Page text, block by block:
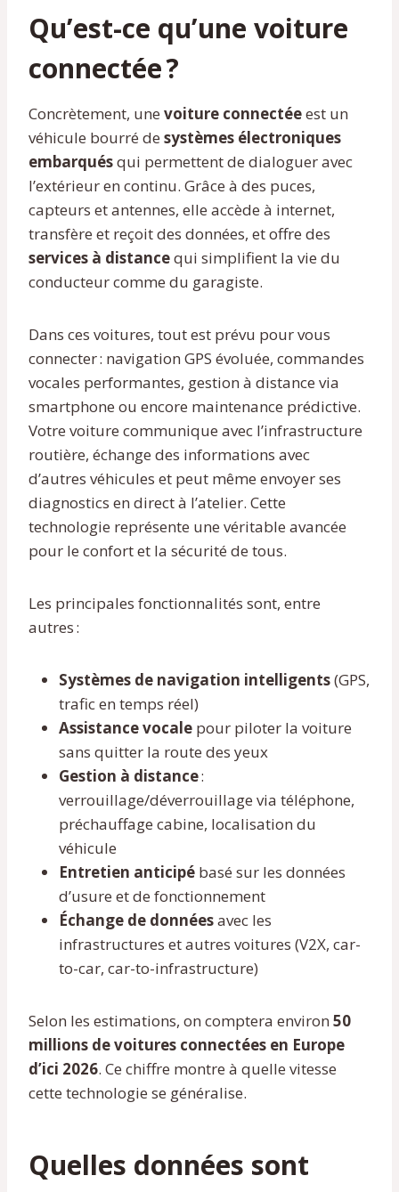
Qu’est-ce qu’une voiture
connectée ?
Concrètement, une voiture connectéeest un
véhicule bourré de systèmes électroniques
embarquésqui permettent de dialoguer avec
l’extérieur en continu. Grâce à des puces,
capteurs et antennes, elle accède à internet,
transfère et reçoit des données, et offre des
services à distancequi simplifient la vie du
conducteur comme du garagiste.
Dans ces voitures, tout est prévu pour vous
connecter : navigation GPS évoluée, commandes
vocales performantes, gestion à distance via
smartphone ou encore maintenance prédictive.
Votre voiture communique avec l’infrastructure
routière, échange des informations avec
d’autres véhicules et peut même envoyer ses
diagnostics en direct à l’atelier. Cette
technologie représente une véritable avancée
pour le confort et la sécurité de tous.
Les principales fonctionnalités sont, entre
autres :
Systèmes de navigation intelligents(GPS,
trafic en temps réel)
Assistance vocale pour piloter la voiture
sans quitter la route des yeux
Gestion à distance:
verrouillage/déverrouillage via téléphone,
préchauffage cabine, localisation du
véhicule
Entretien anticipé basé sur les données
d’usure et de fonctionnement
Échange de donnéesavec les
infrastructures et autres voitures (V2X, car-
to-car, car-to-infrastructure)
Selon les estimations, on comptera environ 50
millions de voitures connectées en Europe
d’ici 2026. Ce chiffre montre à quelle vitesse
cette technologie se généralise.
Quelles données sont